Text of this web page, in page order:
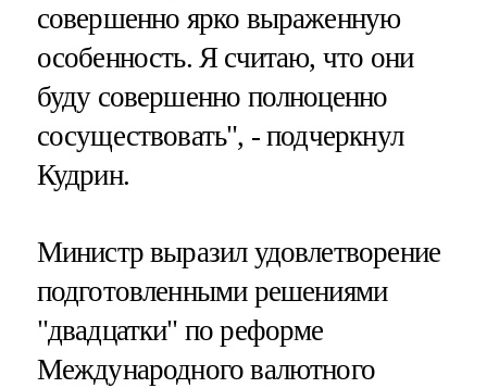
совершенно ярко выраженную
особенность. Я считаю, что они
буду совершенно полноценно
сосуществовать", - подчеркнул
Кудрин.
Министр выразил удовлетворение
подготовленными решениями
"двадцатки" по реформе
Международного валютного